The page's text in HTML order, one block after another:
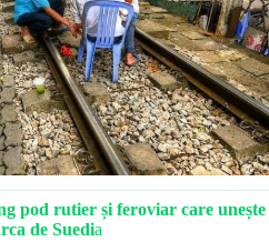
pod rutier și feroviar care unește
de Suedia